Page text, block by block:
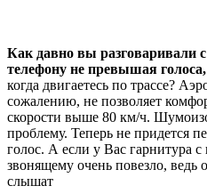
Как давно вы разговаривали
телефону не превышая голоса,
когда двигаетесь по трассе?
сожалению, не позволяет
скорости выше 80 км/ч.
проблему. Теперь не придется
голос. А если у Вас гарнитура с
звонящему очень повезло, ведь
слышат